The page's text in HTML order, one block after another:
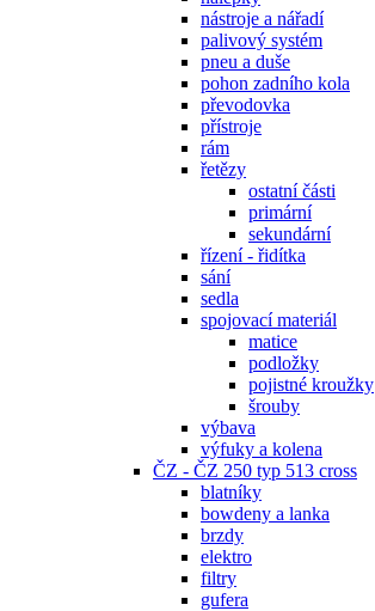
nástroje a nářadí
palivový systém
pneu a duše
pohon zadního kola
převodovka
přístroje
rám
řetězy
ostatní části
primární
sekundární
řízení - řidítka
sání
sedla
spojovací materiál
matice
podložky
pojistné kroužky
šrouby
výbava
výfuky a kolena
ČZ - ČZ 250 typ 513 cross
blatníky
bowdeny a lanka
brzdy
elektro
filtry
gufera